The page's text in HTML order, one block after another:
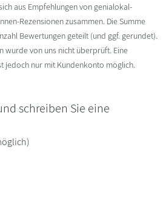
aus Empfehlungen von genialokal-
Rezensionen zusammen. Die Summe
Bewertungen geteilt (und ggf. gerundet).
wurde von uns nicht überprüft. Eine
jedoch nur mit Kundenkonto möglich.
schreiben Sie eine